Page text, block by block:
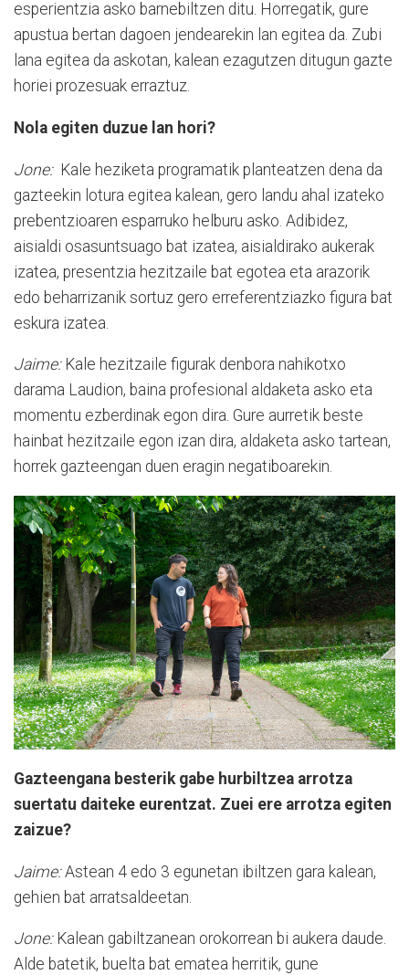
esperientzia asko barnebiltzen ditu. Horregatik, gure
apustua bertan dagoen jendearekin lan egitea da. Zubi
lana egitea da askotan, kalean ezagutzen ditugun gazte
horiei prozesuak erraztuz.
Nola egiten duzue lan hori?
Jone:Kale heziketa programatik planteatzen dena da
gazteekin lotura egitea kalean, gero landu ahal izateko
prebentzioaren esparruko helburu asko. Adibidez,
aisialdi osasuntsuago bat izatea, aisialdirako aukerak
izatea, presentzia hezitzaile bat egotea eta arazorik
edo beharrizanik sortuz gero erreferentziazko figura bat
eskura izatea.
Jaime:Kale hezitzaile figurak denbora nahikotxo
darama Laudion, baina profesional aldaketa asko eta
momentu ezberdinak egon dira. Gure aurretik beste
hainbat hezitzaile egon izan dira, aldaketa asko tartean,
horrek gazteengan duen eragin negatiboarekin.
Gazteengana besterik gabe hurbiltzea arrotza
suertatu daiteke eurentzat. Zuei ere arrotza egiten
zaizue?
Jaime:Astean 4 edo 3 egunetan ibiltzen gara kalean,
gehien bat arratsaldeetan.
Jone:Kalean gabiltzanean orokorrean bi aukera daude.
Alde batetik, buelta bat ematea herritik, gune